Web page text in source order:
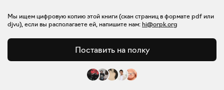
Мы ищем цифровую копию этой книги (скан страниц в формате pdf или
djvu), если вы располагаете ей, напишите нам: hi@orpk.org
Поставить на полку